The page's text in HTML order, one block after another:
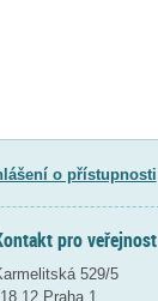
o přístupnosti
pro veřejnost
529/5
12 Praha 1